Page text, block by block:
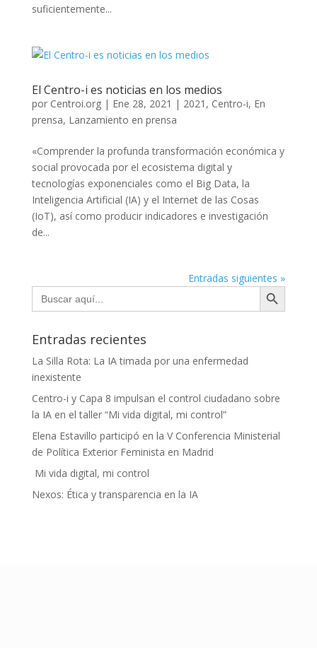
suficientemente...
El Centro-i es noticias en los medios
por Centroi.org| Ene 28, 2021 | 2021 , Centro-i, En
prensa, Lanzamiento en prensa
«Comprender la profunda transformación económica y
social provocada por el ecosistema digital y
tecnologías exponenciales como el Big Data, la
Inteligencia Artificial (IA) y el Internet de las Cosas
(IoT), así como producir indicadores e investigación
de...
Entradas siguientes »
Buscar:
Botón de búsqueda
Entradas recientes
La Silla Rota: La IA timada por una enfermedad
inexistente
Centro-i y Capa 8 impulsan el control ciudadano sobre
la IA en el taller “Mi vida digital, mi control”
Elena Estavillo participó en la V Conferencia Ministerial
de Política Exterior Feminista en Madrid
Mi vida digital, mi control
Nexos: Ética y transparencia en la IA